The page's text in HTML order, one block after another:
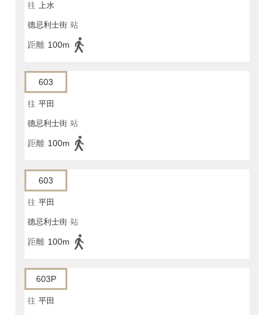
往 上水
德忌利士街 站
距離 100m
603
往 平田
德忌利士街 站
距離 100m
603
往 平田
德忌利士街 站
距離 100m
603P
往 平田